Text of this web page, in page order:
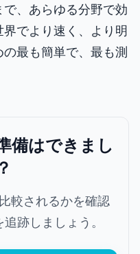
、あらゆる分野で効
でより速く、より明
最も簡単で、最も測
備はできまし
較されるかを確認
跡しましょう。